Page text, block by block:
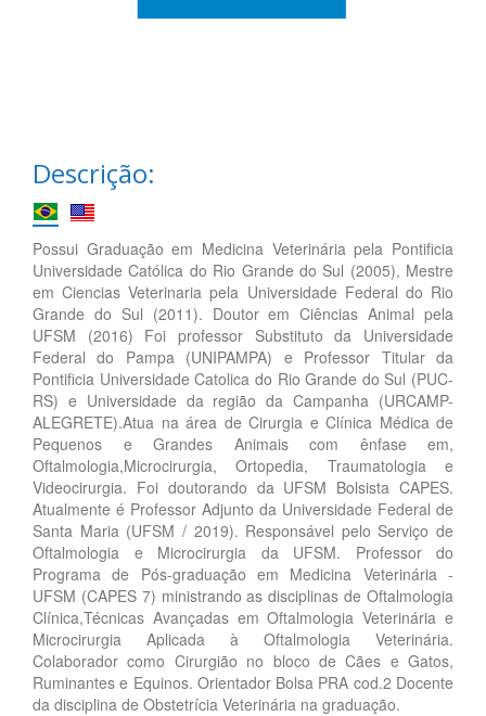
Descrição:
Possui Graduação em Medicina Veterinária pela Pontificia
Universidade Católica do Rio Grande do Sul (2005), Mestre
em Ciencias Veterinaria pela Universidade Federal do Rio
Grande do Sul (2011). Doutor em Ciências Animal pela
UFSM (2016) Foi professor Substituto da Universidade
Federal do Pampa (UNIPAMPA) e Professor Titular da
Pontificia Universidade Catolica do Rio Grande do Sul (PUC-
RS) e Universidade da região da Campanha (URCAMP-
ALEGRETE).Atua na área de Cirurgia e Clínica Médica de
Pequenos e Grandes Animais com ênfase em,
Oftalmologia,Microcirurgia, Ortopedia, Traumatologia e
Videocirurgia. Foi doutorando da UFSM Bolsista CAPES.
Atualmente é Professor Adjunto da Universidade Federal de
Santa Maria (UFSM / 2019). Responsável pelo Serviço de
Oftalmologia e Microcirurgia da UFSM. Professor do
Programa de Pós-graduação em Medicina Veterinária -
UFSM (CAPES 7) ministrando as disciplinas de Oftalmologia
Clínica,Técnicas Avançadas em Oftalmologia Veterinária e
Microcirurgia Aplicada à Oftalmologia Veterinária.
Colaborador como Cirurgião no bloco de Cães e Gatos,
Ruminantes e Equinos. Orientador Bolsa PRA cod.2 Docente
da disciplina de Obstetrícia Veterinária na graduação.